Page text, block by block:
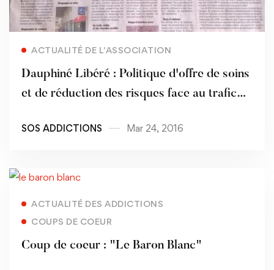
ACTUALITÉ DE L'ASSOCIATION
Dauphiné Libéré : Politique d'offre de soins
et de réduction des risques face au trafic
SOS ADDICTIONS Mar 24, 2016
ACTUALITÉ DES ADDICTIONS
COUPS DE COEUR
Coup de coeur : "Le Baron Blanc"